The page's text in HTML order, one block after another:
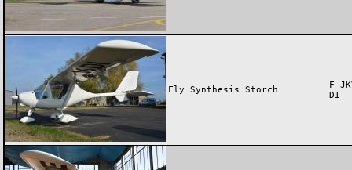
Fly Synthesis Storch
F-
DI